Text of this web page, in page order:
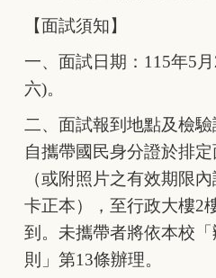
【面試須知】
一、面試日期：115年5月
六)。
二、面試報到地點及檢
自攜帶國民身分證於排定
（或附照片之有效期限
卡正本），至行政大樓2
到。未攜帶者將依本校
則」第13條辦理。